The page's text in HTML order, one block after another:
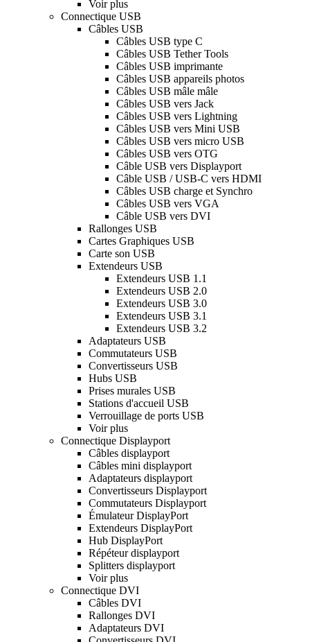
Voir plus
Connectique USB
Câbles USB
Câbles USB type C
Câbles USB Tether Tools
Câbles USB imprimante
Câbles USB appareils photos
Câbles USB mâle mâle
Câbles USB vers Jack
Câbles USB vers Lightning
Câbles USB vers Mini USB
Câbles USB vers micro USB
Câbles USB vers OTG
Câble USB vers Displayport
Câble USB / USB-C vers HDMI
Câbles USB charge et Synchro
Câbles USB vers VGA
Câble USB vers DVI
Rallonges USB
Cartes Graphiques USB
Carte son USB
Extendeurs USB
Extendeurs USB 1.1
Extendeurs USB 2.0
Extendeurs USB 3.0
Extendeurs USB 3.1
Extendeurs USB 3.2
Adaptateurs USB
Commutateurs USB
Convertisseurs USB
Hubs USB
Prises murales USB
Stations d'accueil USB
Verrouillage de ports USB
Voir plus
Connectique Displayport
Câbles displayport
Câbles mini displayport
Adaptateurs displayport
Convertisseurs Displayport
Commutateurs Displayport
Émulateur DisplayPort
Extendeurs DisplayPort
Hub DisplayPort
Répéteur displayport
Splitters displayport
Voir plus
Connectique DVI
Câbles DVI
Rallonges DVI
Adaptateurs DVI